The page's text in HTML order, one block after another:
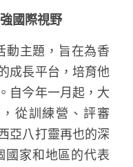
國際視野
動主題，旨在為香
成長平台，培育他
自今年一月起，大
從訓練營、評審
亞八打靈再也的深
國家和地區的代表